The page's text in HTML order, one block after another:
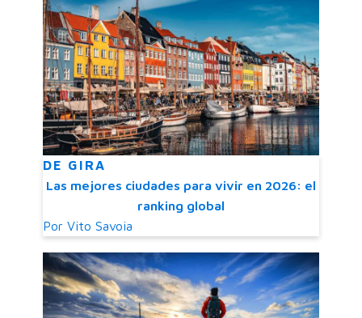
DE GIRA
Las mejores ciudades para vivir en 2026: el
ranking global
Por Vito Savoia